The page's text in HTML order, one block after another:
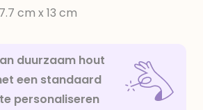
cm x 13 cm
duurzaam hout
een standaard
personaliseren